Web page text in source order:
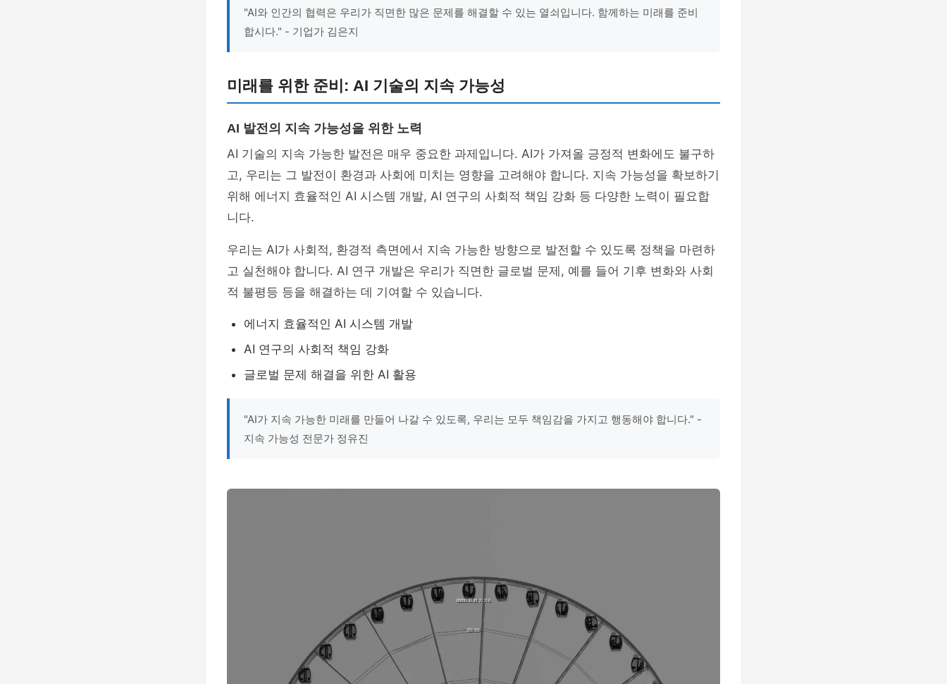
"AI와 인간의 협력은 우리가 직면한 많은 문제를 해결할 수 있는 열쇠입니다. 함께하는 미래를 준비
합시다." - 기업가 김은지
미래를 위한 준비: AI 기술의 지속 가능성
AI 발전의 지속 가능성을 위한 노력
AI 기술의 지속 가능한 발전은 매우 중요한 과제입니다. AI가 가져올 긍정적 변화에도 불구하
고, 우리는 그 발전이 환경과 사회에 미치는 영향을 고려해야 합니다. 지속 가능성을 확보하기
위해 에너지 효율적인 AI 시스템 개발, AI 연구의 사회적 책임 강화 등 다양한 노력이 필요합
니다.
우리는 AI가 사회적, 환경적 측면에서 지속 가능한 방향으로 발전할 수 있도록 정책을 마련하
고 실천해야 합니다. AI 연구 개발은 우리가 직면한 글로벌 문제, 예를 들어 기후 변화와 사회
적 불평등 등을 해결하는 데 기여할 수 있습니다.
에너지 효율적인 AI 시스템 개발
AI 연구의 사회적 책임 강화
글로벌 문제 해결을 위한 AI 활용
"AI가 지속 가능한 미래를 만들어 나갈 수 있도록, 우리는 모두 책임감을 가지고 행동해야 합니다." -
지속 가능성 전문가 정유진